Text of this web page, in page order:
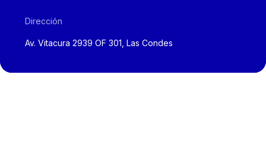
Dirección
Av. Vitacura 2939 OF 301, Las Condes